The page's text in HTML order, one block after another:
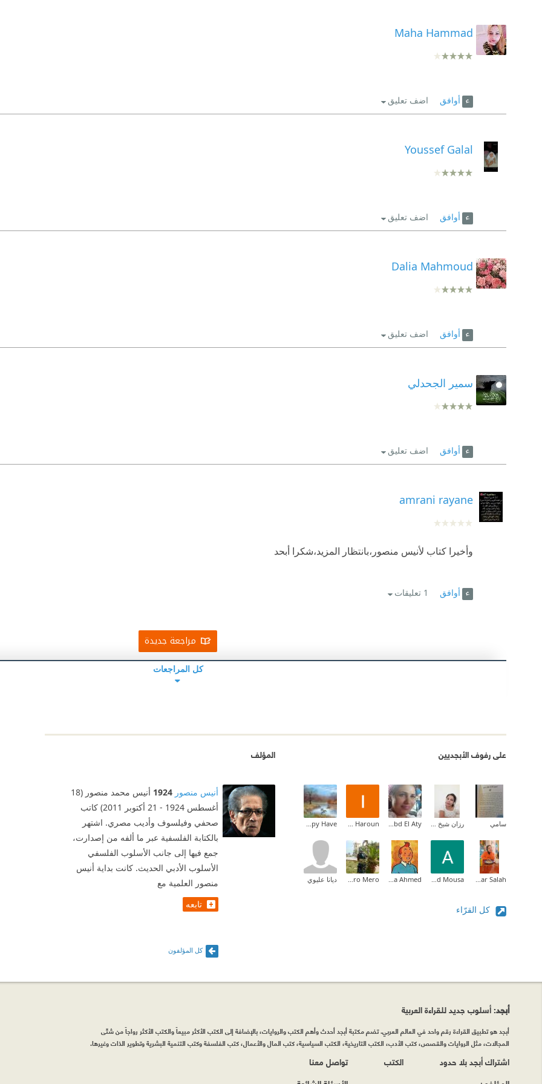
Maha Hammad
أوافق اضف تعليق
Youssef Galal
أوافق اضف تعليق
Dalia Mahmoud
أوافق اضف تعليق
سمير الجحدلي
أوافق اضف تعليق
amrani rayane
وأخيرا كتاب لأنيس منصور،بانتظار المزيد،شكرا أبحد
أوافق 1 تعليقات
مراجعة جديدة
كل المراجعات
على رفوف الأبجديين
سامي رزان شيخ حسن Rania Abd El Aty
Irman Haroun
Happy Have
Hagar Salah
Ali Ahmed Mousa
Osama Ahmed
Marramero Mero ديانا عليوي
كل القرّاء
المؤلف
أنيس منصور 1924
أنيس محمد منصور (18
أغسطس 1924 - 21 أكتوبر 2011) كاتب
صحفي وفيلسوف وأديب مصري. اشتهر
بالكتابة الفلسفية عبر ما ألفه من إصدارت،
جمع فيها إلى جانب الأسلوب الفلسفي
الأسلوب الأدبي الحديث. كانت بداية أنيس
منصور العلمية مع
تابعه
كل المؤلفون
أبجد: أسلوب جديد للقراءة العربية
أبجد هو تطبيق القراءة رقم واحد في العالم العربي. تضم مكتبة أبجد أحدث وأهم الكتب والروايات، بالإضافة إلى الكتب الأكثر مبيعاً والكتب الأكثر رواجاً من شتّى
المجالات، مثل الروايات والقصص، كتب الأدب، الكتب التاريخية، الكتب السياسية، كتب المال والأعمال، كتب الفلسفة وكتب التنمية البشرية وتطوير الذات وغيرها.
اشتراك أبجد بلا حدود
الكتب
تواصل معنا